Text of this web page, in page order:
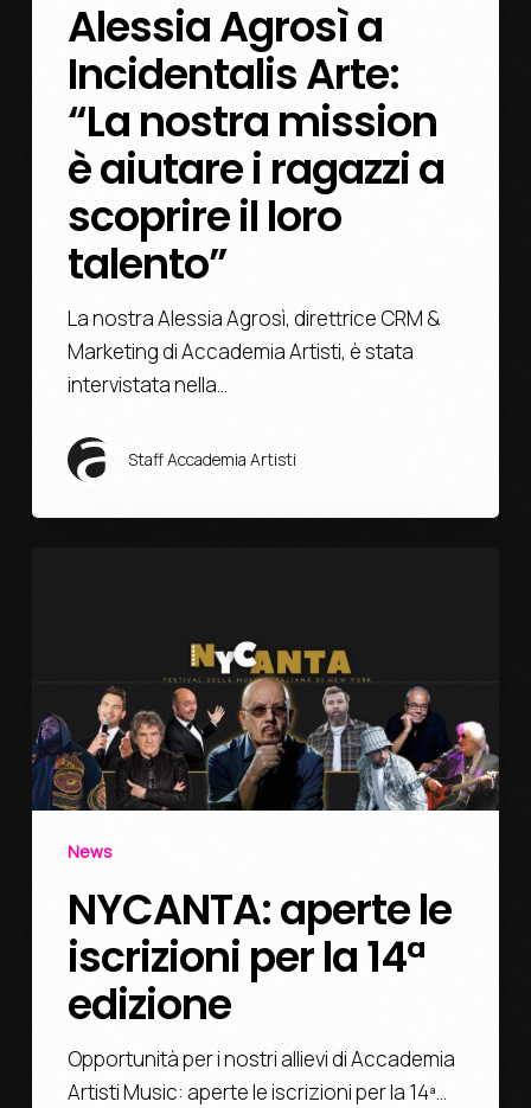
Alessia Agrosì a
Incidentalis Arte:
“La nostra mission
è aiutare i ragazzi a
scoprire il loro
talento”
La nostra Alessia Agrosì, direttrice CRM &
Marketing di Accademia Artisti, è stata
intervistata nella…
Staff Accademia Artisti
News
NYCANTA: aperte le
iscrizioni per la 14ª
edizione
Opportunità per i nostri allievi di Accademia
Artisti Music: aperte le iscrizioni per la 14ª…